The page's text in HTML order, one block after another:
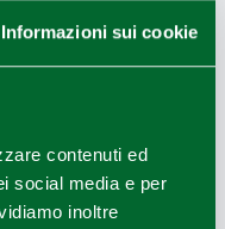
Informazioni sui cookie
contenuti ed
social media e per
inoltre
Informazioni e